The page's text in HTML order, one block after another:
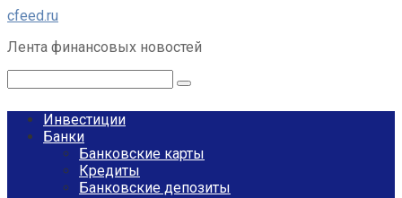
Перейти
контенту
cfeed.ru
Лента финансовых новостей
Инвестиции
Банки
Банковские карты
Кредиты
Банковские депозиты